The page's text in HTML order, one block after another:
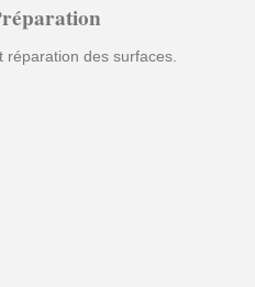
réparation des surfaces.